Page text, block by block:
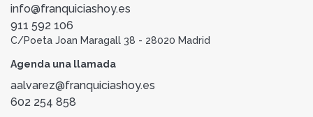
info@franquiciashoy.es
911 592 106
C/Poeta Joan Maragall 38 - 28020 Madrid
Agenda una llamada
aalvarez@franquiciashoy.es
602 254 858